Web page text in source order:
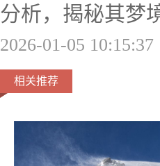
分析，揭秘其梦
2026-01-05 10:15:37
相关推荐